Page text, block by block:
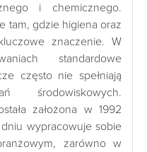
i chemicznego.
tam, gdzie higiena oraz
znaczenie. W
standardowe
często nie spełniają
środowiskowych.
założona w 1992
wypracowuje sobie
zarówno w